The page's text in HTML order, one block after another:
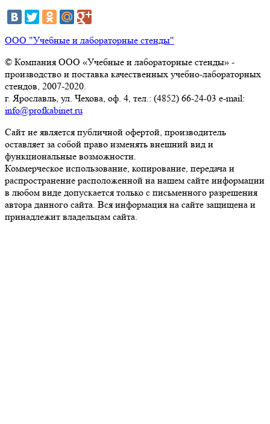
ООО "Учебные и лабораторные стенды"
© Компания ООО «Учебные и лабораторные стенды» -
производство и поставка качественных учебно-лабораторных
стендов, 2007-2020.
г. Ярославль, ул. Чехова, оф. 4, тел.: (4852) 66-24-03 e-mail:
info@profkabinet.ru
Сайт не является публичной офертой, производитель
оставляет за собой право изменять внешний вид и
функциональные возможности.
Коммерческое использование, копирование, передача и
распространение расположенной на нашем сайте информации
в любом виде допускается только с письменного разрешения
автора данного сайта. Вся информация на сайте защищена и
принадлежит владельцам сайта.